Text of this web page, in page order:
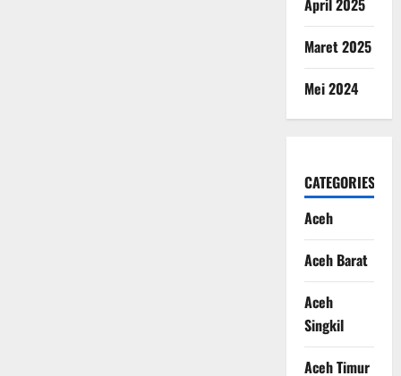
April 2025
Maret 2025
Mei 2024
CATEGORIES
Aceh
Aceh Barat
Aceh
Singkil
Aceh Timur